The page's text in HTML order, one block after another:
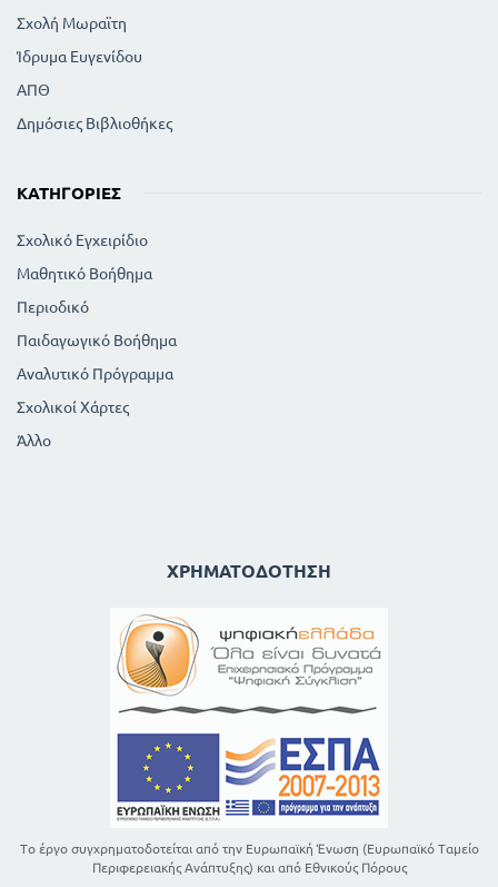
Σχολή Μωραϊτη
Ίδρυμα Ευγενίδου
ΑΠΘ
Δημόσιες Βιβλιοθήκες
ΚΑΤΗΓΟΡΊΕΣ
Σχολικό Εγχειρίδιο
Μαθητικό Βοήθημα
Περιοδικό
Παιδαγωγικό Βοήθημα
Αναλυτικό Πρόγραμμα
Σχολικοί Χάρτες
Άλλο
ΧΡΗΜΑΤΟΔΌΤΗΣΗ
Το έργο συγχρηματοδοτείται από την Ευρωπαϊκή Ένωση (Ευρωπαϊκό Ταμείο
Περιφερειακής Ανάπτυξης) και από Εθνικούς Πόρους